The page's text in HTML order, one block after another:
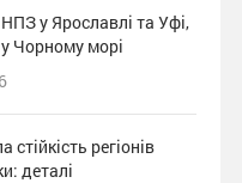
у Ярославлі та Уфі,
Чорному морі
регіонів
деталі